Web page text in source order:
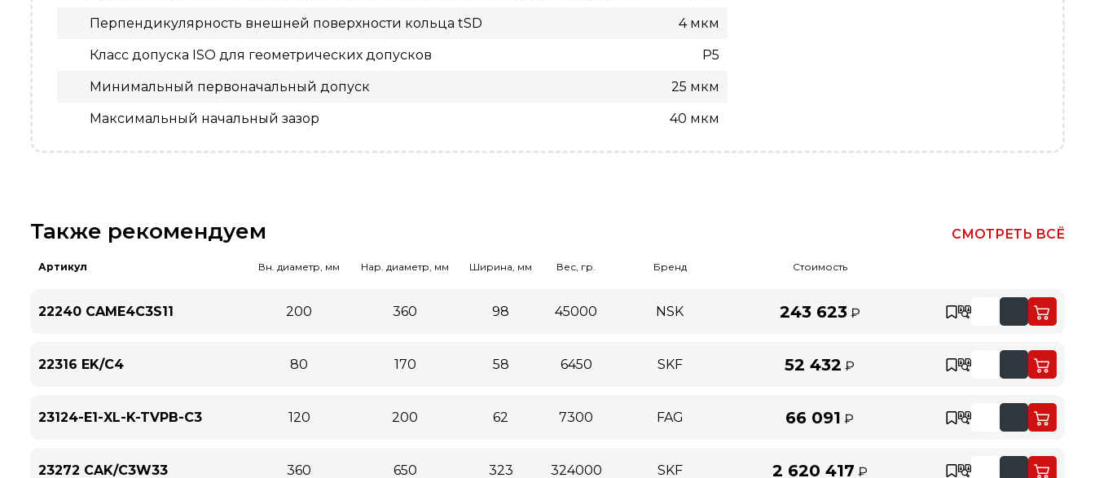
Перпендикулярность внешней поверхности кольца tSD 4 мкм
Класс допуска ISO для геометрических допусков P5
Минимальный первоначальный допуск 25 мкм
Максимальный начальный зазор 40 мкм
Также рекомендуем СМОТРЕТЬ ВСЁ
Артикул Вн. диаметр, мм Нар. диаметр, мм Ширина, мм Вес, гр. Бренд Стоимость
22240 CAME4C3S11 200 360 98 45000 NSK 243 623₽
22316 EK/C4 80 170 58 6450 SKF 52 432 ₽
23124-E1-XL-K-TVPB-C3 120 200 62 7300 FAG 66 091 ₽
23272 CAK/C3W33 360 650 323 324000 SKF 2 620 417 ₽